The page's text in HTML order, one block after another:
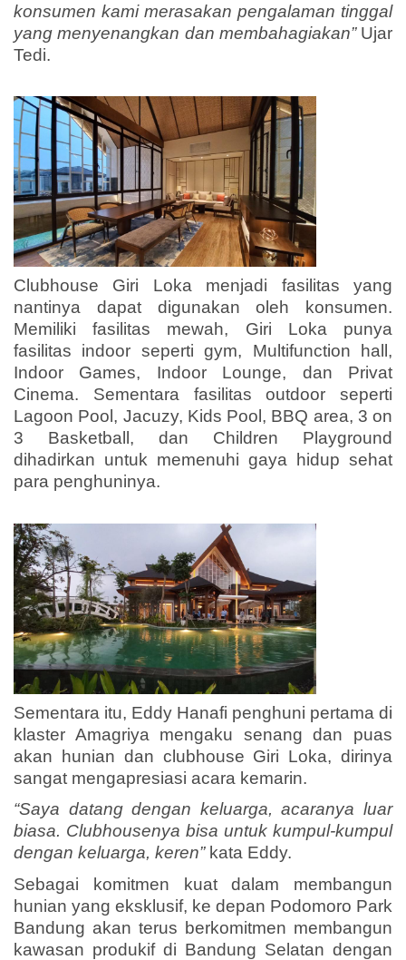
konsumen kami merasakan pengalaman tinggal
yang menyenangkan dan membahagiakan” Ujar
Tedi.
Clubhouse Giri Loka menjadi fasilitas yang
nantinya dapat digunakan oleh konsumen.
Memiliki fasilitas mewah, Giri Loka punya
fasilitas indoor seperti gym, Multifunction hall,
Indoor Games, Indoor Lounge, dan Privat
Cinema. Sementara fasilitas outdoor seperti
Lagoon Pool, Jacuzy, Kids Pool, BBQ area, 3 on
3 Basketball, dan Children Playground
dihadirkan untuk memenuhi gaya hidup sehat
para penghuninya.
Sementara itu, Eddy Hanafi penghuni pertama di
klaster Amagriya mengaku senang dan puas
akan hunian dan clubhouse Giri Loka, dirinya
sangat mengapresiasi acara kemarin.
“Saya datang dengan keluarga, acaranya luar
biasa. Clubhousenya bisa untuk kumpul-kumpul
dengan keluarga, keren”kata Eddy.
Sebagai komitmen kuat dalam membangun
hunian yang eksklusif, ke depan Podomoro Park
Bandung akan terus berkomitmen membangun
kawasan produkif di Bandung Selatan dengan